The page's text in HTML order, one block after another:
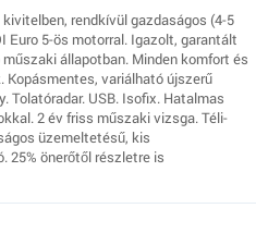
rendkívül gazdaságos (4-5
Euro 5-ös motorral. Igazolt, garantált
állapotban. Minden komfort és
variálható újszerű
Tolatóradar. USB. Isofix. Hatalmas
2 év friss műszaki vizsga. Téli-
üzemeltetésű, kis
25% önerőtől részletre is